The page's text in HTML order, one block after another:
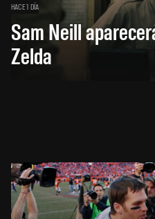
HACE 1 DÍA
Sam Neill
Zelda